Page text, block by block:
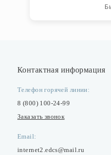
Контактная информация
Телефон горячей линии:
8 (800) 100-24-99
Заказать звонок
Email:
internet2.edcs@mail.ru